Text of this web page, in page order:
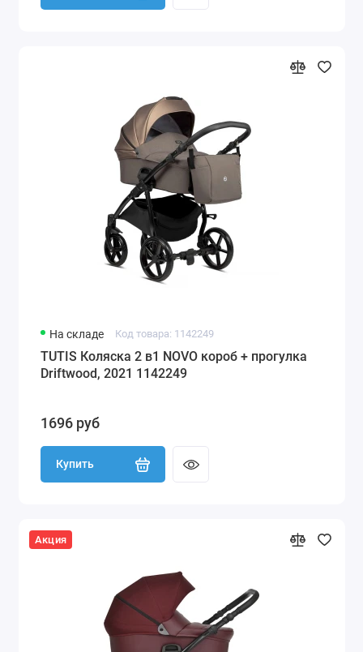
На складе Код товара: 1142249
TUTIS Коляска 2 в1 NOVO короб + прогулка
Driftwood, 2021 1142249
1696 руб
Купить
Акция